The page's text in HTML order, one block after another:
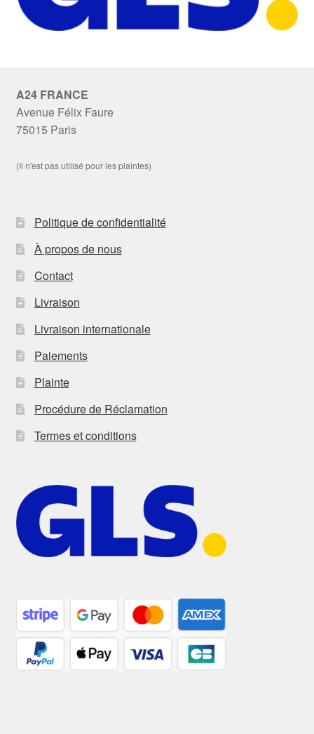
A24 FRANCE
Avenue Félix Faure
75015 Paris
(Il n'est pas utilisé pour les plaintes)
Politique de confidentialité
À propos de nous
Contact
Livraison
Livraison internationale
Paiements
Plainte
Procédure de Réclamation
Termes et conditions